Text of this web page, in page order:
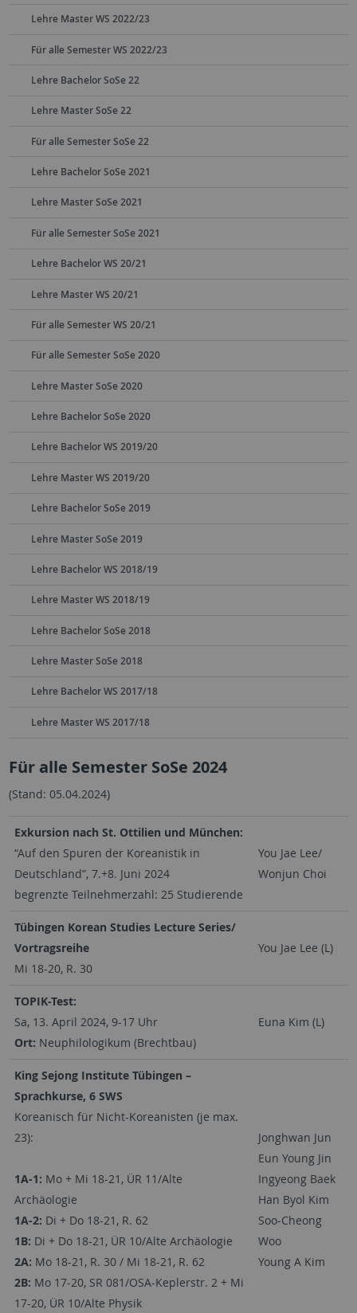
Lehre Master WS 2022/23
Für alle Semester WS 2022/23
Lehre Bachelor SoSe 22
Lehre Master SoSe 22
Für alle Semester SoSe 22
Lehre Bachelor SoSe 2021
Lehre Master SoSe 2021
Für alle Semester SoSe 2021
Lehre Bachelor WS 20/21
Lehre Master WS 20/21
Für alle Semester WS 20/21
Für alle Semester SoSe 2020
Lehre Master SoSe 2020
Lehre Bachelor SoSe 2020
Lehre Bachelor WS 2019/20
Lehre Master WS 2019/20
Lehre Bachelor SoSe 2019
Lehre Master SoSe 2019
Lehre Bachelor WS 2018/19
Lehre Master WS 2018/19
Lehre Bachelor SoSe 2018
Lehre Master SoSe 2018
Lehre Bachelor WS 2017/18
Lehre Master WS 2017/18
Für alle Semester SoSe 2024
(Stand: 05.04.2024)
Exkursion nach St. Ottilien und München:
“Auf den Spuren der Koreanistik in
Deutschland”, 7.+8. Juni 2024
begrenzte Teilnehmerzahl: 25 Studierende
You Jae Lee/
Wonjun Choi
Tübingen Korean Studies Lecture Series/
Vortragsreihe
Mi 18-20, R. 30
You Jae Lee (L)
TOPIK-Test:
Sa, 13. April 2024, 9-17 Uhr
Ort: Neuphilologikum (Brechtbau)
Euna Kim (L)
King Sejong Institute Tübingen –
Sprachkurse, 6 SWS
Koreanisch für Nicht-Koreanisten (je max.
23):
1A-1: Mo + Mi 18-21, ÜR 11/Alte
Archäologie
1A-2: Di + Do 18-21, R. 62
1B: Di + Do 18-21, ÜR 10/Alte Archäologie
2A: Mo 18-21, R. 30 / Mi 18-21, R. 62
2B: Mo 17-20, SR 081/OSA-Keplerstr. 2 + Mi
17-20, ÜR 10/Alte Physik
Jonghwan Jun
Eun Young Jin
Ingyeong Baek
Han Byol Kim
Soo-Cheong
Woo
Young A Kim